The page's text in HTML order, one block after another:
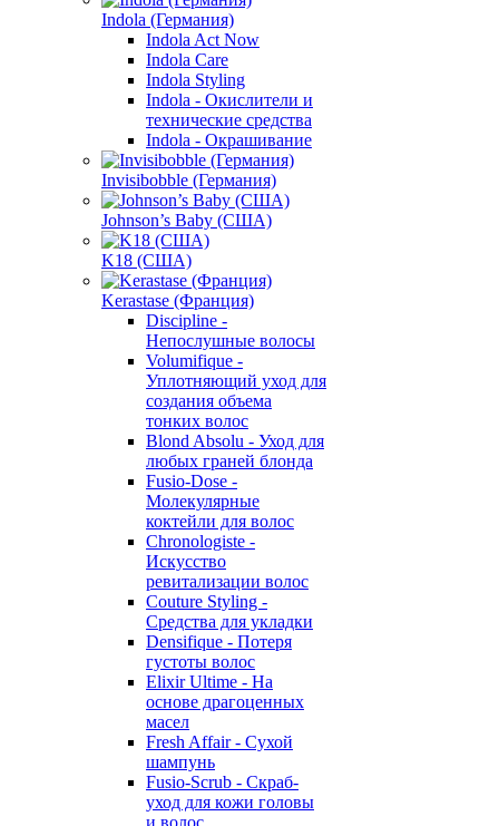
Indola (Германия)
Indola Act Now
Indola Care
Indola Styling
Indola - Окислители и
технические средства
Indola - Окрашивание
Invisibobble (Германия)
Johnson’s Baby (США)
K18 (США)
Kerastase (Франция)
Discipline -
Непослушные волосы
Volumifique -
Уплотняющий уход для
создания объема
тонких волос
Blond Absolu - Уход для
любых граней блонда
Fusio-Dose -
Молекулярные
коктейли для волос
Chronologiste -
Искусство
ревитализации волос
Couture Styling -
Средства для укладки
Densifique - Потеря
густоты волос
Elixir Ultime - На
основе драгоценных
масел
Fresh Affair - Сухой
шампунь
Fusio-Scrub - Скраб-
уход для кожи головы
и волос